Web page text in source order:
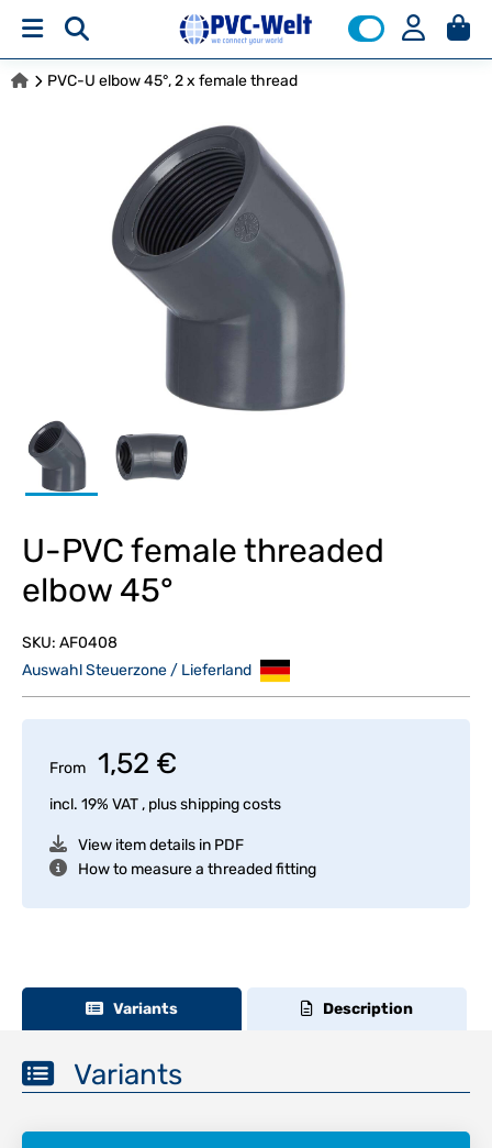
PVC-U elbow 45°, 2 x female thread
U-PVC female threaded
elbow 45°
SKU: AF0408
Auswahl Steuerzone / Lieferland
From 1,52 €
incl. 19% VAT , plusshipping costs
View item details in PDF
How to measure a threaded fitting
Variants Description
Variants